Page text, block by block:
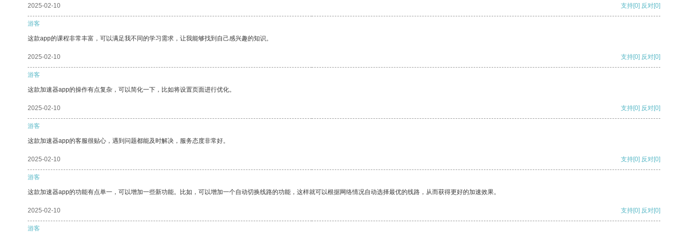
2025-02-10 支持[0] 反对[0]
游客
这款app的课程非常丰富，可以满足我不同的学习需求，让我能够找到自己感兴趣的知识。
2025-02-10 支持[0] 反对[0]
游客
这款加速器app的操作有点复杂，可以简化一下，比如将设置页面进行优化。
2025-02-10 支持[0] 反对[0]
游客
这款加速器app的客服很贴心，遇到问题都能及时解决，服务态度非常好。
2025-02-10 支持[0] 反对[0]
游客
这款加速器app的功能有点单一，可以增加一些新功能。比如，可以增加一个自动切换线路的功能，这样就可以根据网络情况自动选择最优的线路，从而获得更好的加速效果。
2025-02-10 支持[0] 反对[0]
游客